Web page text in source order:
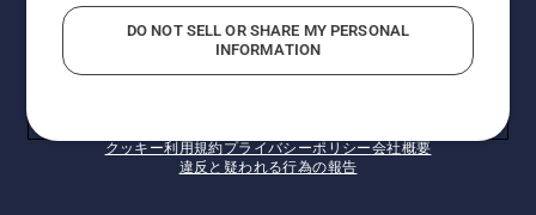
© Husqvarna AB (publ). All rights reserved. 表示価格
は、メーカー希望小売価格 (税込) です。掲載写真は一部
クッキー利用規約プライバシーポリシー会社概要
違反と疑われる行為の報告
DO NOT SELL OR SHARE MY PERSONAL
INFORMATION